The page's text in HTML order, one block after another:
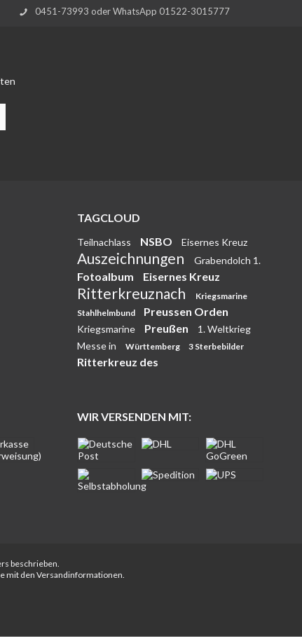
0451-73993 oder WhatsApp 01522-3015777
TAGCLOUD
Teilnachlass NSBO Eisernes Kreuz
Auszeichnungen Grabendolch 1.
Fotoalbum Eisernes Kreuz
Ritterkreuznach
Kriegsmarine
Stahlhelmbund
Preussen Orden
Kriegsmarine Preußen
1. Weltkrieg
Messe in
Württemberg 3 Sterbebilder
Ritterkreuz des
WIR VERSENDEN MIT:
beschrieben.
mit den Versandinformationen.